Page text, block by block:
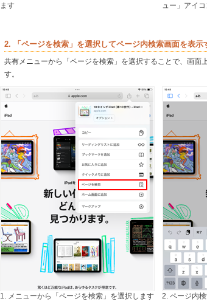
ます
ュー」アイ
2. 「ページを検索」を選択してページ内検索画面を表示
共有メニューから「ページを検索」を選択することで、画面
す。
1. メニューから「ページを検索」を選択します 2. ページ内